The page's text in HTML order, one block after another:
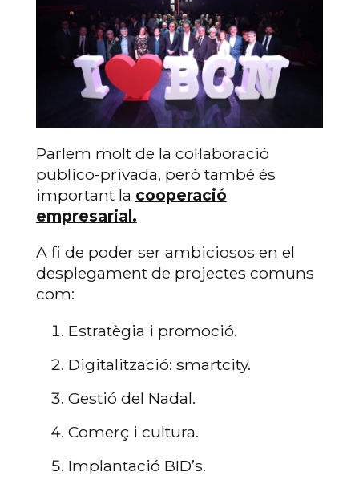
Parlem molt de la col·laboració
publico-privada, però també és
important la cooperació
empresarial.
A fi de poder ser ambiciosos en el
desplegament de projectes comuns
com:
Estratègia i promoció.
Digitalització: smartcity.
Gestió del Nadal.
Comerç i cultura.
Implantació BID’s.